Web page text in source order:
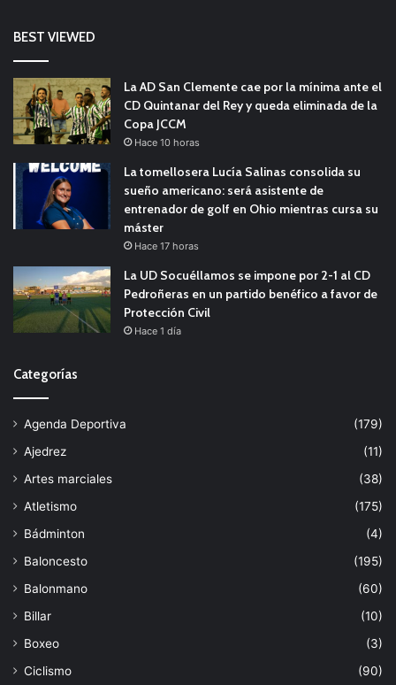
BEST VIEWED
La AD San Clemente cae por la mínima ante el
CD Quintanar del Rey y queda eliminada de la
Copa JCCM
Hace 10 horas
La tomellosera Lucía Salinas consolida su
sueño americano: será asistente de
entrenador de golf en Ohio mientras cursa su
máster
Hace 17 horas
La UD Socuéllamos se impone por 2-1 al CD
Pedroñeras en un partido benéfico a favor de
Protección Civil
Hace 1 día
Categorías
Agenda Deportiva
(179)
Ajedrez
(11)
Artes marciales
(38)
Atletismo
(175)
Bádminton
(4)
Baloncesto
(195)
Balonmano
(60)
Billar
(10)
Boxeo
(3)
Ciclismo
(90)